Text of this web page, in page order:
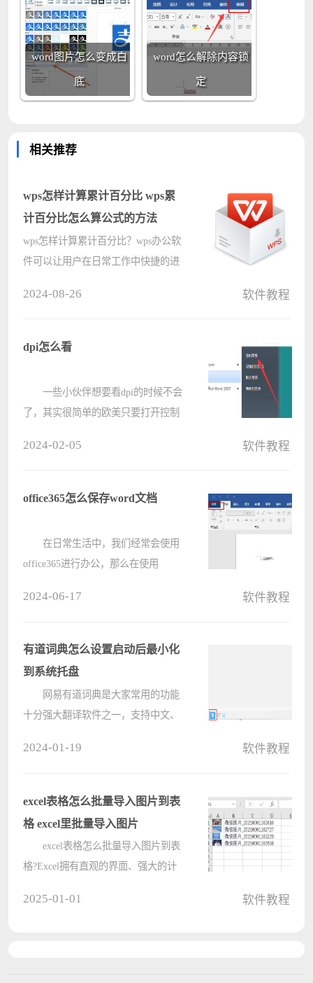
word图片怎么变成白
底
word怎么解除内容锁
定
相关推荐
wps怎样计算累计百分比 wps累
计百分比怎么算公式的方法
wps怎样计算累计百分比？wps办公软
件可以让用户在日常工作中快捷的进
么算公式的方法分享给大家，希望对
2024-08-26 软件教程
dpi怎么看
一些小伙伴想要看dpi的时候不会
了，其实很简单的欧美只要打开控制
1、首先打开控制面板。 ????
2024-02-05 软件教程
office365怎么保存word文档
在日常生活中，我们经常会使用
office365进行办公，那么在使用
法，希望可以帮助到大家哦。
1、????
2024-06-17 软件教程
有道词典怎么设置启动后最小化
到系统托盘
网易有道词典是大家常用的功能
十分强大翻译软件之一，支持中文、
托盘吗，下面电脑系统之家小编就给
大????
2024-01-19 软件教程
excel表格怎么批量导入图片到表
格 excel里批量导入图片
excel表格怎么批量导入图片到表
格?Excel拥有直观的界面、强大的计
2025-01-01 软件教程